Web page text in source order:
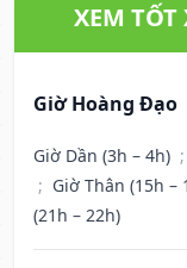
XEM TỐT
Giờ Hoàng Đạo
Giờ Dần (3h – 4h) ;
; Giờ Thân (15h –
(21h – 22h)